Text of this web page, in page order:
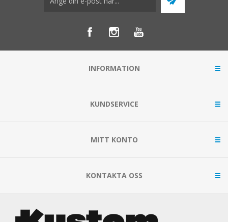
INFORMATION
KUNDSERVICE
MITT KONTO
KONTAKTA OSS